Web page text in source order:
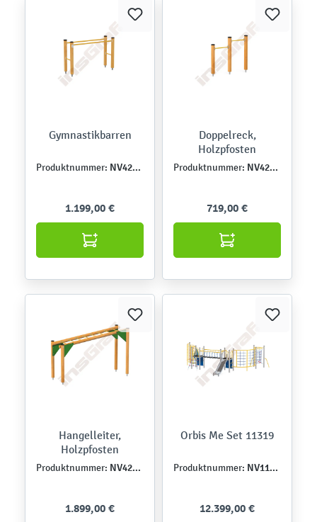
Gymnastikbarren
Produktnummer: NV4205EZ
1.199,00 €
Doppelreck,
Holzpfosten
Produktnummer: NV4203EZ
719,00 €
Hangelleiter,
Holzpfosten
Produktnummer: NV4202EPZ
1.899,00 €
Orbis Me Set 11319
Produktnummer: NV11319MPN
12.399,00 €